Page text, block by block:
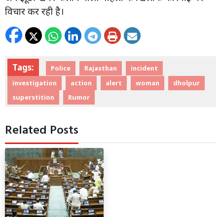
विचार कर रही है।
Tags: Police Rajasthan
incident
investigation
action alert woman
dholpur
superstition
Rumor
Related Posts